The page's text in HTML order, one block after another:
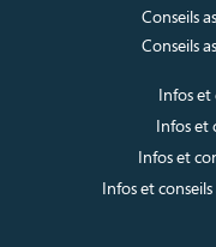
Conseils
Conseils
Infos et
Infos et
Infos et
Infos et